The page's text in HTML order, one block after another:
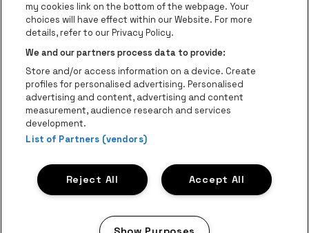
Ga naar de website van Holiday Inn
Ga naar de website
Ga naar de
Trixxo Theater Hasselt is een deel van be•at
Trixxo Theater Hasselt
Gouverneur Verwilghensingel 70, 3500 Hasselt
Be-At Venues
Schijnpoortweg 119, 2170 Antwerpen
BTW (BE) 0461.051.688 - RPR Antwerpen
BNP Paribas Fortis - IBAN: BE93 2200 4925 0067 - BIC:
GEBABEBB
ProclaimerCookiesManage my cookiesPrivacy
my cookies link on the bottom of the webpage. Your
choices will have effect within our Website. For more
details, refer to our Privacy Policy.
We and our partners process data to provide:
Store and/or access information on a device. Create
profiles for personalised advertising. Personalised
advertising and content, advertising and content
measurement, audience research and services
development.
List of Partners (vendors)
Accept All
Reject All